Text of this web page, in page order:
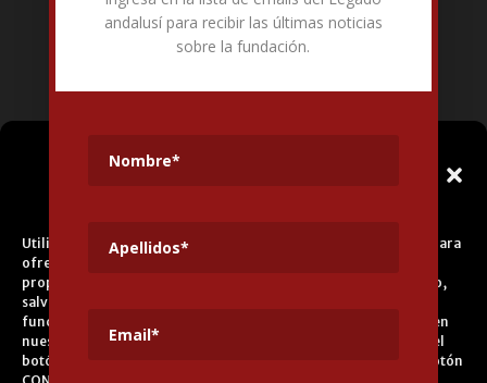
Gestionar el
Utilizamos cookies propias y de terceros para fines analíticos y para
ofrecerle servicios adecuados a su perfil, así como publicidad
propia y de terceros. La base de tratamiento es el consentimiento,
salvo en el caso de las cookies imprescindibles para el correcto
funcionamiento del sitio web. Puede obtener más información en
nuestra
Política de Cookies
, aceptar todas las cookies pulsando el
botón ACEPTAR o configurarlas o rechazar su uso pulsando el botón
Edificio Corral del Carbón. Calle Mariana Pineda s/n. E-18009 –
andalusí para recibir las últimas noticias
sobre la fundación.